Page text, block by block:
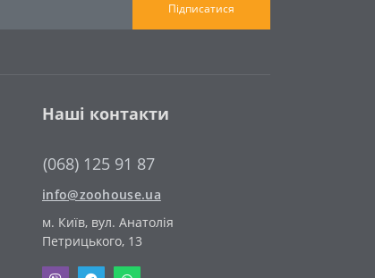
Підписатися
Наші контакти
(068) 125 91 87
info@zoohouse.ua
м. Київ, вул. Анатолія
Петрицького, 13